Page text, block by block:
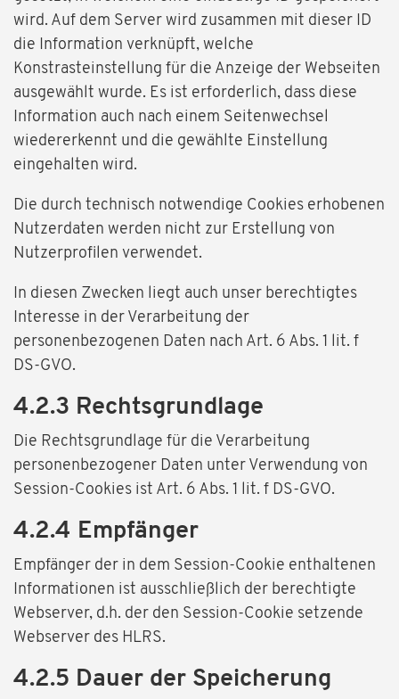
wird. Auf dem Server wird zusammen mit dieser ID
die Information verknüpft, welche
Konstrasteinstellung für die Anzeige der Webseiten
ausgewählt wurde. Es ist erforderlich, dass diese
Information auch nach einem Seitenwechsel
wiedererkennt und die gewählte Einstellung
eingehalten wird.
Die durch technisch notwendige Cookies erhobenen
Nutzerdaten werden nicht zur Erstellung von
Nutzerprofilen verwendet.
In diesen Zwecken liegt auch unser berechtigtes
Interesse in der Verarbeitung der
personenbezogenen Daten nach Art. 6 Abs. 1 lit. f
DS-GVO.
4.2.3 Rechtsgrundlage
Die Rechtsgrundlage für die Verarbeitung
personenbezogener Daten unter Verwendung von
Session-Cookies ist Art. 6 Abs. 1 lit. f DS-GVO.
4.2.4 Empfänger
Empfänger der in dem Session-Cookie enthaltenen
Informationen ist ausschließlich der berechtigte
Webserver, d.h. der den Session-Cookie setzende
Webserver des HLRS.
4.2.5 Dauer der Speicherung